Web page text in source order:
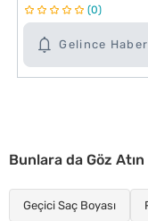
Gelince
0
Bunlara da Göz Atın
Geçici Saç Boyası